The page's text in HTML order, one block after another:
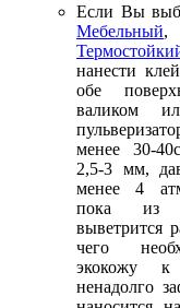
Если Вы
Мебельный,
нанести
обе
валиком
менее 30-
2,5-3 мм,
менее 4
пока из
выветрится
чего
экокожу к
ненадолго